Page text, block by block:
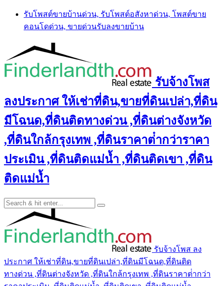
Skip
content
รับโพสต์ขายบ้านด่วน, รับโพสต์อสังหาด่วน, โพสต์ขาย
คอนโดด่วน, ขายด่วนรับลงขายบ้าน
รับจ้างโพส
ลงประกาศ ให้เช่าที่ดิน,ขายที่ดินเปล่า,ที่ดิน
มีโฉนด,ที่ดินติดทางด่วน ,ที่ดินต่างจังหวัด
,ที่ดินใกล้กรุงเทพ ,ที่ดินราคาต่ํากว่าราคา
ประเมิน ,ที่ดินติดแม่น้ำ ,ที่ดินติดเขา ,ที่ดิน
ติดแม่น้ำ
รับจ้างโพส ลง
ประกาศ ให้เช่าที่ดิน,ขายที่ดินเปล่า,ที่ดินมีโฉนด,ที่ดินติด
ทางด่วน ,ที่ดินต่างจังหวัด ,ที่ดินใกล้กรุงเทพ ,ที่ดินราคาต่ํากว่า